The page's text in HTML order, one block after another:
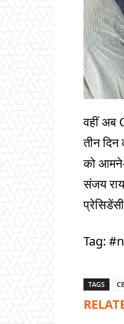
वहीं अब
तीन
को
संजय
Tag:
TAGS